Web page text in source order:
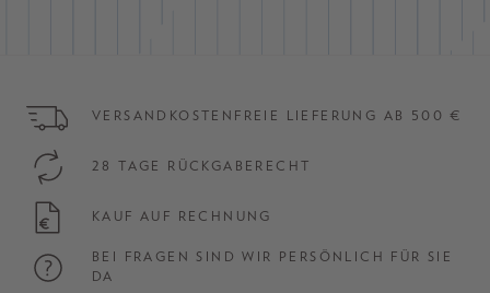
VERSANDKOSTENFREIE LIEFERUNG AB 500 €
28 TAGE RÜCKGABERECHT
KAUF AUF RECHNUNG
BEI FRAGEN SIND WIR PERSÖNLICH FÜR SIE
DA